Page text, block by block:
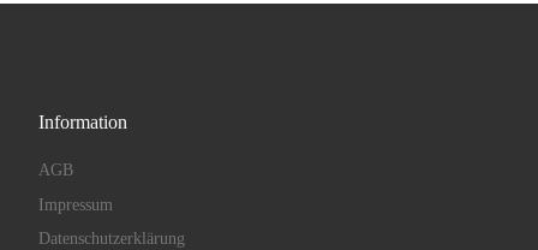
Information
AGB
Impressum
Datenschutzerklärung